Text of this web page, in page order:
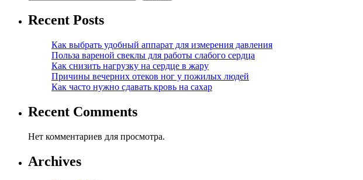
Recent Posts
Как выбрать удобный аппарат для измерения давления
Польза вареной свеклы для работы слабого сердца
Как снизить нагрузку на сердце в жару
Причины вечерних отеков ног у пожилых людей
Как часто нужно сдавать кровь на сахар
Recent Comments
Нет комментариев для просмотра.
Archives